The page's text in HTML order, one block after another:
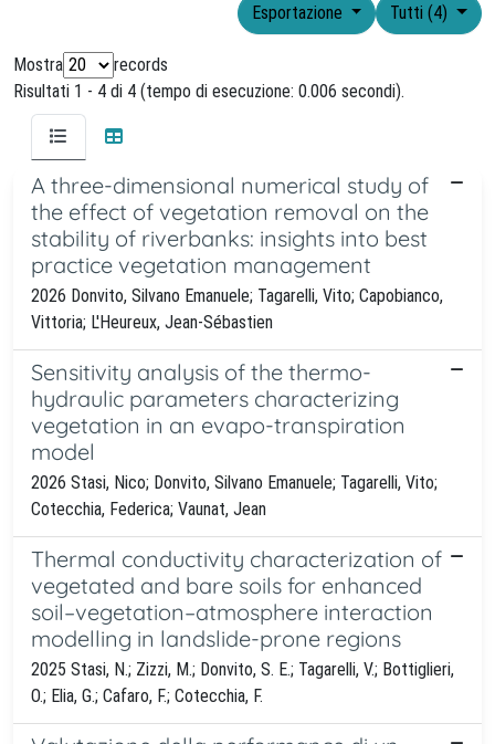
Tutti (4)
Esportazione
Mostra
records
Risultati 1 - 4 di 4 (tempo di esecuzione: 0.006 secondi).
A three-dimensional numerical study of
the effect of vegetation removal on the
stability of riverbanks: insights into best
practice vegetation management
2026 Donvito, Silvano Emanuele; Tagarelli, Vito; Capobianco,
Vittoria; L'Heureux, Jean-Sébastien
Sensitivity analysis of the thermo-
hydraulic parameters characterizing
vegetation in an evapo-transpiration
model
2026 Stasi, Nico; Donvito, Silvano Emanuele; Tagarelli, Vito;
Cotecchia, Federica; Vaunat, Jean
Thermal conductivity characterization of
vegetated and bare soils for enhanced
soil–vegetation–atmosphere interaction
modelling in landslide-prone regions
2025 Stasi, N.; Zizzi, M.; Donvito, S. E.; Tagarelli, V.; Bottiglieri,
O.; Elia, G.; Cafaro, F.; Cotecchia, F.